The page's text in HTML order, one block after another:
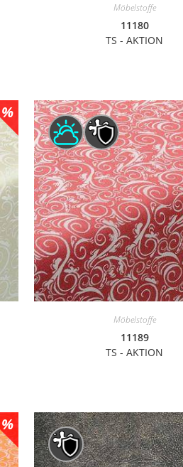
Möbelstoffe
11180
TS - AKTION
Möbelstoffe
11189
TS - AKTION